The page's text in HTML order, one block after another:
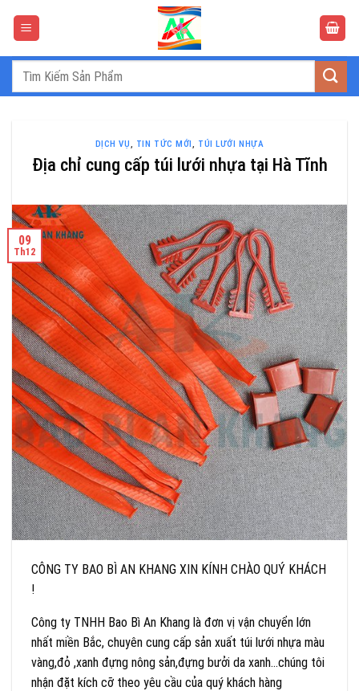
Tìm
DỊCH VỤ, TIN TỨC MỚI , TÚI LƯỚI NHỰA
Địa chỉ cung cấp túi lưới nhựa tại Hà Tĩnh
09
Th12
CÔNG TY BAO BÌ AN KHANG XIN KÍNH CHÀO QUÝ KHÁCH
!
Công ty TNHH Bao Bì An Khang là đơn vị vận chuyển lớn
nhất miền Bắc, chuyên cung cấp sản xuất túi lưới nhựa màu
vàng,đỏ ,xanh đựng nông sản,đựng bưởi da xanh…chúng tôi
nhận đặt kích cỡ theo yêu cầu của quý khách hàng